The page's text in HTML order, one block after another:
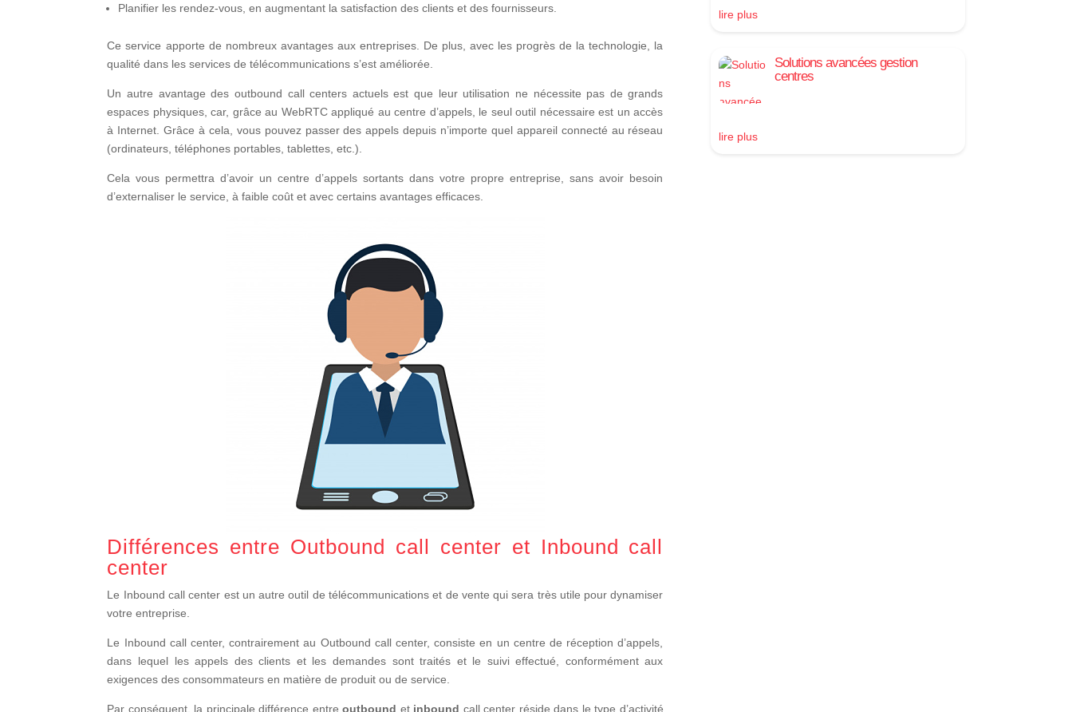
Planifier les rendez-vous, en augmentant la satisfaction des clients et des fournisseurs.
Ce service apporte de nombreux avantages aux entreprises. De plus, avec les progrès de la technologie, la
qualité dans les services de télécommunications s’est améliorée.
Un autre avantage des outbound call centers actuels est que leur utilisation ne nécessite pas de grands
espaces physiques, car, grâce au WebRTC appliqué au centre d’appels, le seul outil nécessaire est un accès
à Internet. Grâce à cela, vous pouvez passer des appels depuis n’importe quel appareil connecté au réseau
(ordinateurs, téléphones portables, tablettes, etc.).
Cela vous permettra d’avoir un centre d’appels sortants dans votre propre entreprise, sans avoir besoin
d’externaliser le service, à faible coût et avec certains avantages efficaces.
Différences entre Outbound call center et Inbound call
center
Le Inbound call center est un autre outil de télécommunications et de vente qui sera très utile pour dynamiser
votre entreprise.
Le Inbound call center, contrairement au Outbound call center, consiste en un centre de réception d’appels,
dans lequel les appels des clients et les demandes sont traités et le suivi effectué, conformément aux
exigences des consommateurs en matière de produit ou de service.
Par conséquent, la principale différence entreoutbound et inbound call center réside dans le type d’activité
lire plus
Solutions avancées gestion
centres
lire plus